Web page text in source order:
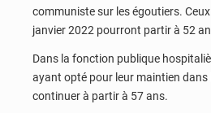
communiste sur les égoutiers.
janvier 2022 pourront partir à 52
Dans la fonction publique
ayant opté pour leur maintien
continuer à partir à 57 ans.